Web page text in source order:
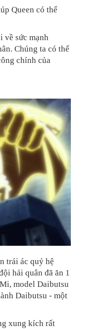
Queen có thể
về sức mạnh
Chúng ta có thể
chính của
trái ác quỷ hệ
hải quân đã ăn 1
model Daibutsu
Daibutsu - một
xung kích rất